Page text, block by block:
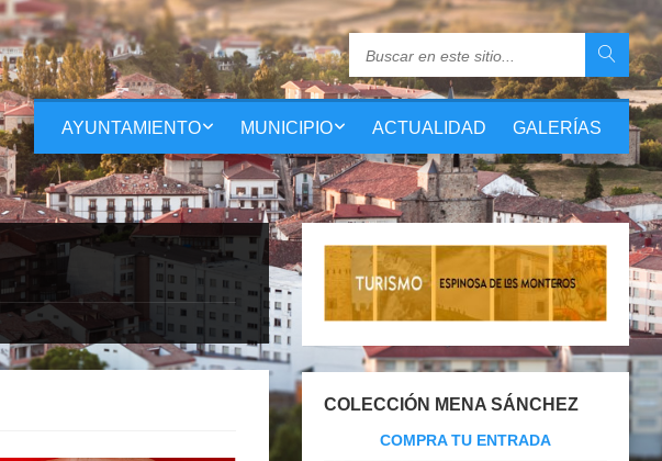
AYUNTAMIENTO MUNICIPIO ACTUALIDAD GALERÍAS
COLECCIÓN MENA SÁNCHEZ
COMPRA TU ENTRADA